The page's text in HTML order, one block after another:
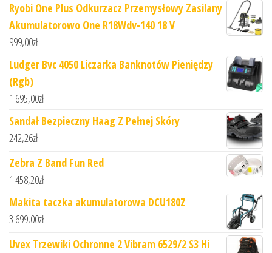
Ryobi One Plus Odkurzacz Przemysłowy Zasilany
Akumulatorowo One R18Wdv-140 18 V
999,00zł
Ludger Bvc 4050 Liczarka Banknotów Pieniędzy
(Rgb)
1 695,00zł
Sandał Bezpieczny Haag Z Pełnej Skóry
242,26zł
Zebra Z Band Fun Red
1 458,20zł
Makita taczka akumulatorowa DCU180Z
3 699,00zł
Uvex Trzewiki Ochronne 2 Vibram 6529/2 S3 Hi